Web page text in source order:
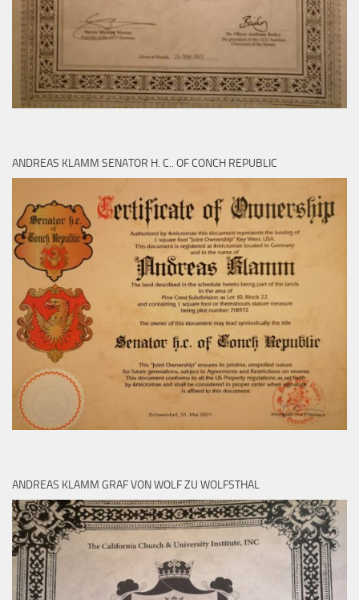
ANDREAS KLAMM SENATOR H. C.. OF CONCH REPUBLIC
ANDREAS KLAMM GRAF VON WOLF ZU WOLFSTHAL